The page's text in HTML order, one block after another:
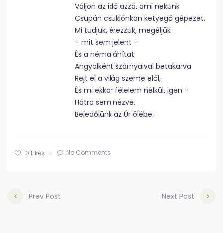
Váljon az idő azzá, ami nekünk
Csupán csuklónkon ketyegő gépezet.
Mi tudjuk, érezzük, megéljük
– mit sem jelent –
És a néma áhítat
Angyalként szárnyaival betakarva
Rejt el a világ szeme elől,
És mi ekkor félelem nélkül, igen –
Hátra sem nézve,
Beledőlünk az Úr ölébe.
0 Likes No Comments
Prev Post Next Post